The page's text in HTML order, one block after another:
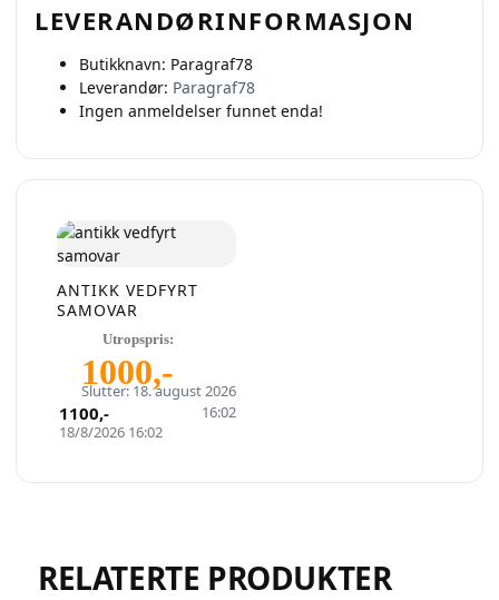
LEVERANDØRINFORMASJON
Butikknavn: Paragraf78
Leverandør: Paragraf78
Ingen anmeldelser funnet enda!
Slutter: 18. august 2026
16:02
ANTIKK VEDFYRT
SAMOVAR
Utropspris:
1000,-
18/8/2026 16:02
1100,-
RELATERTE PRODUKTER